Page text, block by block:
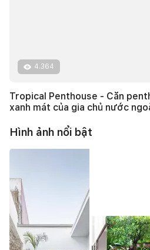
4.364
Tropical Penthouse - Căn
xanh mát của gia chủ nước
Hình ảnh nổi bật